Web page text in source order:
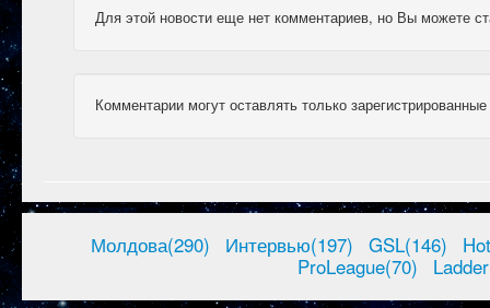
Для этой новости еще нет комментариев, но Вы можете
Комментарии могут оставлять только
Молдова(290) Интервью(197) GSL(146)
ProLeague(70)